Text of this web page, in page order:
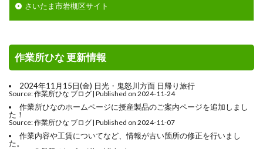
さいたま市岩槻区サイト
作業所ひな 更新情報
2024年11月15日(金) 日光・鬼怒川方面 日帰り旅行
Source: 作業所ひな ブログ Published on 2024-11-24
作業所ひなのホームページに授産製品のご案内ページを追加しまし
た！
Source: 作業所ひな ブログ Published on 2024-11-07
作業内容や工賃についてなど、情報が古い箇所の修正を行いまし
た。